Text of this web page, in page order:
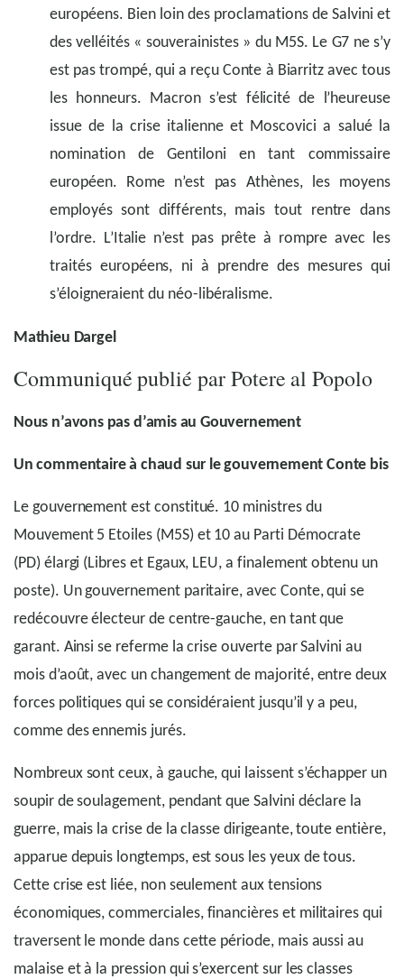
européens. Bien loin des proclamations de Salvini et
des velléités « souverainistes » du M5S. Le G7 ne s’y
est pas trompé, qui a reçu Conte à Biarritz avec tous
les honneurs. Macron s’est félicité de l’heureuse
issue de la crise italienne et Moscovici a salué la
nomination de Gentiloni en tant commissaire
européen. Rome n’est pas Athènes, les moyens
employés sont différents, mais tout rentre dans
l’ordre. L’Italie n’est pas prête à rompre avec les
traités européens, ni à prendre des mesures qui
s’éloigneraient du néo-libéralisme.
Mathieu Dargel
Communiqué publié par Potere al Popolo
Nous n’avons pas d’amis au Gouvernement
Un commentaire à chaud sur le gouvernement Conte bis
Le gouvernement est constitué. 10 ministres du
Mouvement 5 Etoiles (M5S) et 10 au Parti Démocrate
(PD) élargi (Libres et Egaux, LEU, a finalement obtenu un
poste). Un gouvernement paritaire, avec Conte, qui se
redécouvre électeur de centre-gauche, en tant que
garant. Ainsi se referme la crise ouverte par Salvini au
mois d’août, avec un changement de majorité, entre deux
forces politiques qui se considéraient jusqu’il y a peu,
comme des ennemis jurés.
Nombreux sont ceux, à gauche, qui laissent s’échapper un
soupir de soulagement, pendant que Salvini déclare la
guerre, mais la crise de la classe dirigeante, toute entière,
apparue depuis longtemps, est sous les yeux de tous.
Cette crise est liée, non seulement aux tensions
économiques, commerciales, financières et militaires qui
traversent le monde dans cette période, mais aussi au
malaise et à la pression qui s’exercent sur les classes